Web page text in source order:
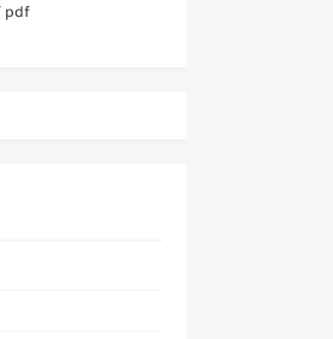
pdf